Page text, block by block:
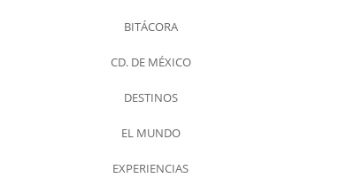
BITÁCORA
CD. DE MÉXICO
DESTINOS
EL MUNDO
EXPERIENCIAS